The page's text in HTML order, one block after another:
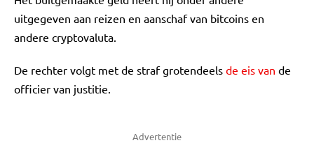
uitgegeven aan reizen en aanschaf van bitcoins en
andere cryptovaluta.
De rechter volgt met de straf grotendeels de eis van de
officier van justitie.
Advertentie